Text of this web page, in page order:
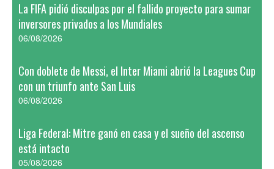
La FIFA pidió disculpas por el fallido proyecto para sumar
inversores privados a los Mundiales
06/08/2026
Con doblete de Messi, el Inter Miami abrió la Leagues Cup
con un triunfo ante San Luis
06/08/2026
Liga Federal: Mitre ganó en casa y el sueño del ascenso
está intacto
05/08/2026